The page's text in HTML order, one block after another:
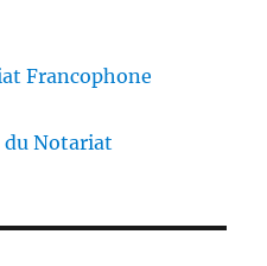
Francophone
Notariat